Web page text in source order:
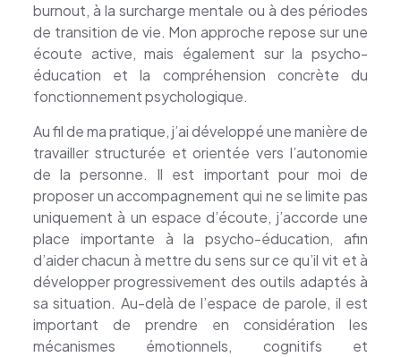
burnout, à la surcharge mentale ou à des périodes
de transition de vie. Mon approche repose sur une
écoute active, mais également sur la psycho-
éducation et la compréhension concrète du
fonctionnement psychologique.
Au fil de ma pratique, j’ai développé une manière de
travailler structurée et orientée vers l’autonomie
de la personne. Il est important pour moi de
proposer un accompagnement qui ne se limite pas
uniquement à un espace d’écoute, j’accorde une
place importante à la psycho-éducation, afin
d’aider chacun à mettre du sens sur ce qu’il vit et à
développer progressivement des outils adaptés à
sa situation. Au-delà de l’espace de parole, il est
important de prendre en considération les
mécanismes émotionnels, cognitifs et